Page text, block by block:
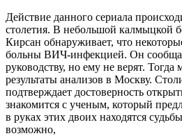
Действие данного сериала
столетия. В небольшой калмыцкой
Кирсан обнаруживает, что
больны ВИЧ-инфекцией. Он
руководству, но ему не верят. Тогда
результаты анализов в Москву.
подтверждает достоверность
знакомится с ученым, который
в руках этих двоих находятся
возможно,